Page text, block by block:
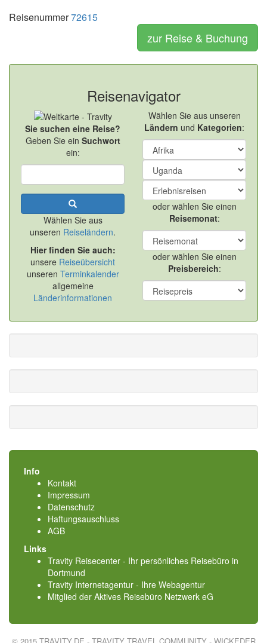
Reisenummer72615
zur Reise & Buchung
Reisenavigator
Sie suchen eine Reise?
Geben Sie ein Suchwort
ein:
Wählen Sie aus
unseren Reiseländern.
Hier finden Sie auch:
unsere Reiseübersicht
unseren Terminkalender
allgemeine
Länderinformationen
Wählen Sie aus unseren
Ländern und Kategorien:
oder wählen Sie einen
Reisemonat:
oder wählen Sie einen
Preisbereich:
Info
Kontakt
Impressum
Datenschutz
Haftungsauschluss
AGB
Links
Travity Reisecenter - Ihr persönliches Reisebüro in
Dortmund
Travity Internetagentur - Ihre Webagentur
Mitglied der Aktives Reisebüro Netzwerk eG